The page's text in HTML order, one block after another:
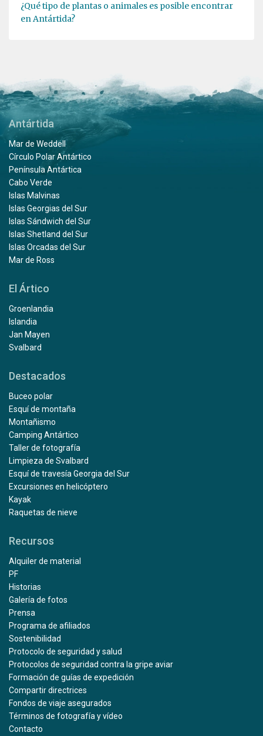
¿Qué tipo de plantas o animales es posible encontrar
en Antártida?
Antártida
Mar de Weddell
Círculo Polar Antártico
Península Antártica
Cabo Verde
Islas Malvinas
Islas Georgias del Sur
Islas Sándwich del Sur
Islas Shetland del Sur
Islas Orcadas del Sur
Mar de Ross
El Ártico
Groenlandia
Islandia
Jan Mayen
Svalbard
Destacados
Buceo polar
Esquí de montaña
Montañismo
Camping Antártico
Taller de fotografía
Limpieza de Svalbard
Esquí de travesía Georgia del Sur
Excursiones en helicóptero
Kayak
Raquetas de nieve
Recursos
Alquiler de material
PF
Historias
Galería de fotos
Prensa
Programa de afiliados
Sostenibilidad
Protocolo de seguridad y salud
Protocolos de seguridad contra la gripe aviar
Formación de guías de expedición
Compartir directrices
Fondos de viaje asegurados
Términos de fotografía y vídeo
Contacto